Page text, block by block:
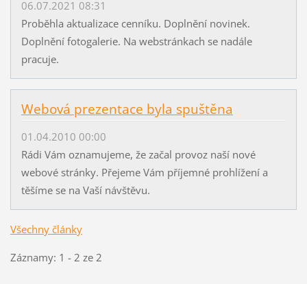
06.07.2021 08:31
Proběhla aktualizace cenníku. Doplnění novinek.
Doplnění fotogalerie. Na webstránkach se nadále
pracuje.
Webová prezentace byla spuštěna
01.04.2010 00:00
Rádi Vám oznamujeme, že začal provoz naší nové
webové stránky. Přejeme Vám příjemné prohlížení a
těšíme se na Vaší návštěvu.
Všechny články
Záznamy: 1 - 2 ze 2